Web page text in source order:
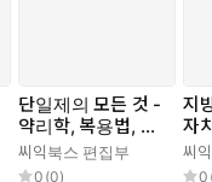
단일제의 모든 것 -
약리학, 복용법, 부
작용, 효능, 약물 상
호작용, 임상시험,
씨익북스 편집부
0 (0)
지
자
자
방
씨
0